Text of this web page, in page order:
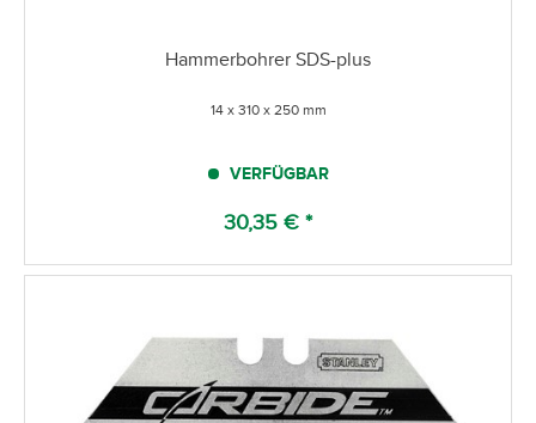
Hammerbohrer SDS-plus
14 x 310 x 250 mm
VERFÜGBAR
30,35 € *